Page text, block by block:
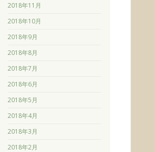
2018年11月
2018年10月
2018年9月
2018年8月
2018年7月
2018年6月
2018年5月
2018年4月
2018年3月
2018年2月